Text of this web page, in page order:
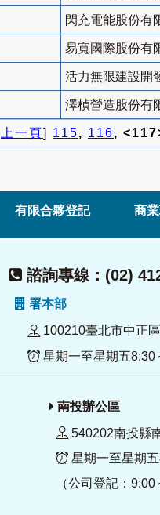
閃充電能股份有
易寬國際股份有
活力無限建設開
澤楨營造股份有
上一頁] 115, 116,
有限合夥登記 商
諮詢專線：(02)
署本部
100210臺北市中正
星期一至星期五8:30
南投辦公區
540202南投縣
星期一至星期
（公司登記：